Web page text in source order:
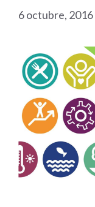
6 octubre, 2016